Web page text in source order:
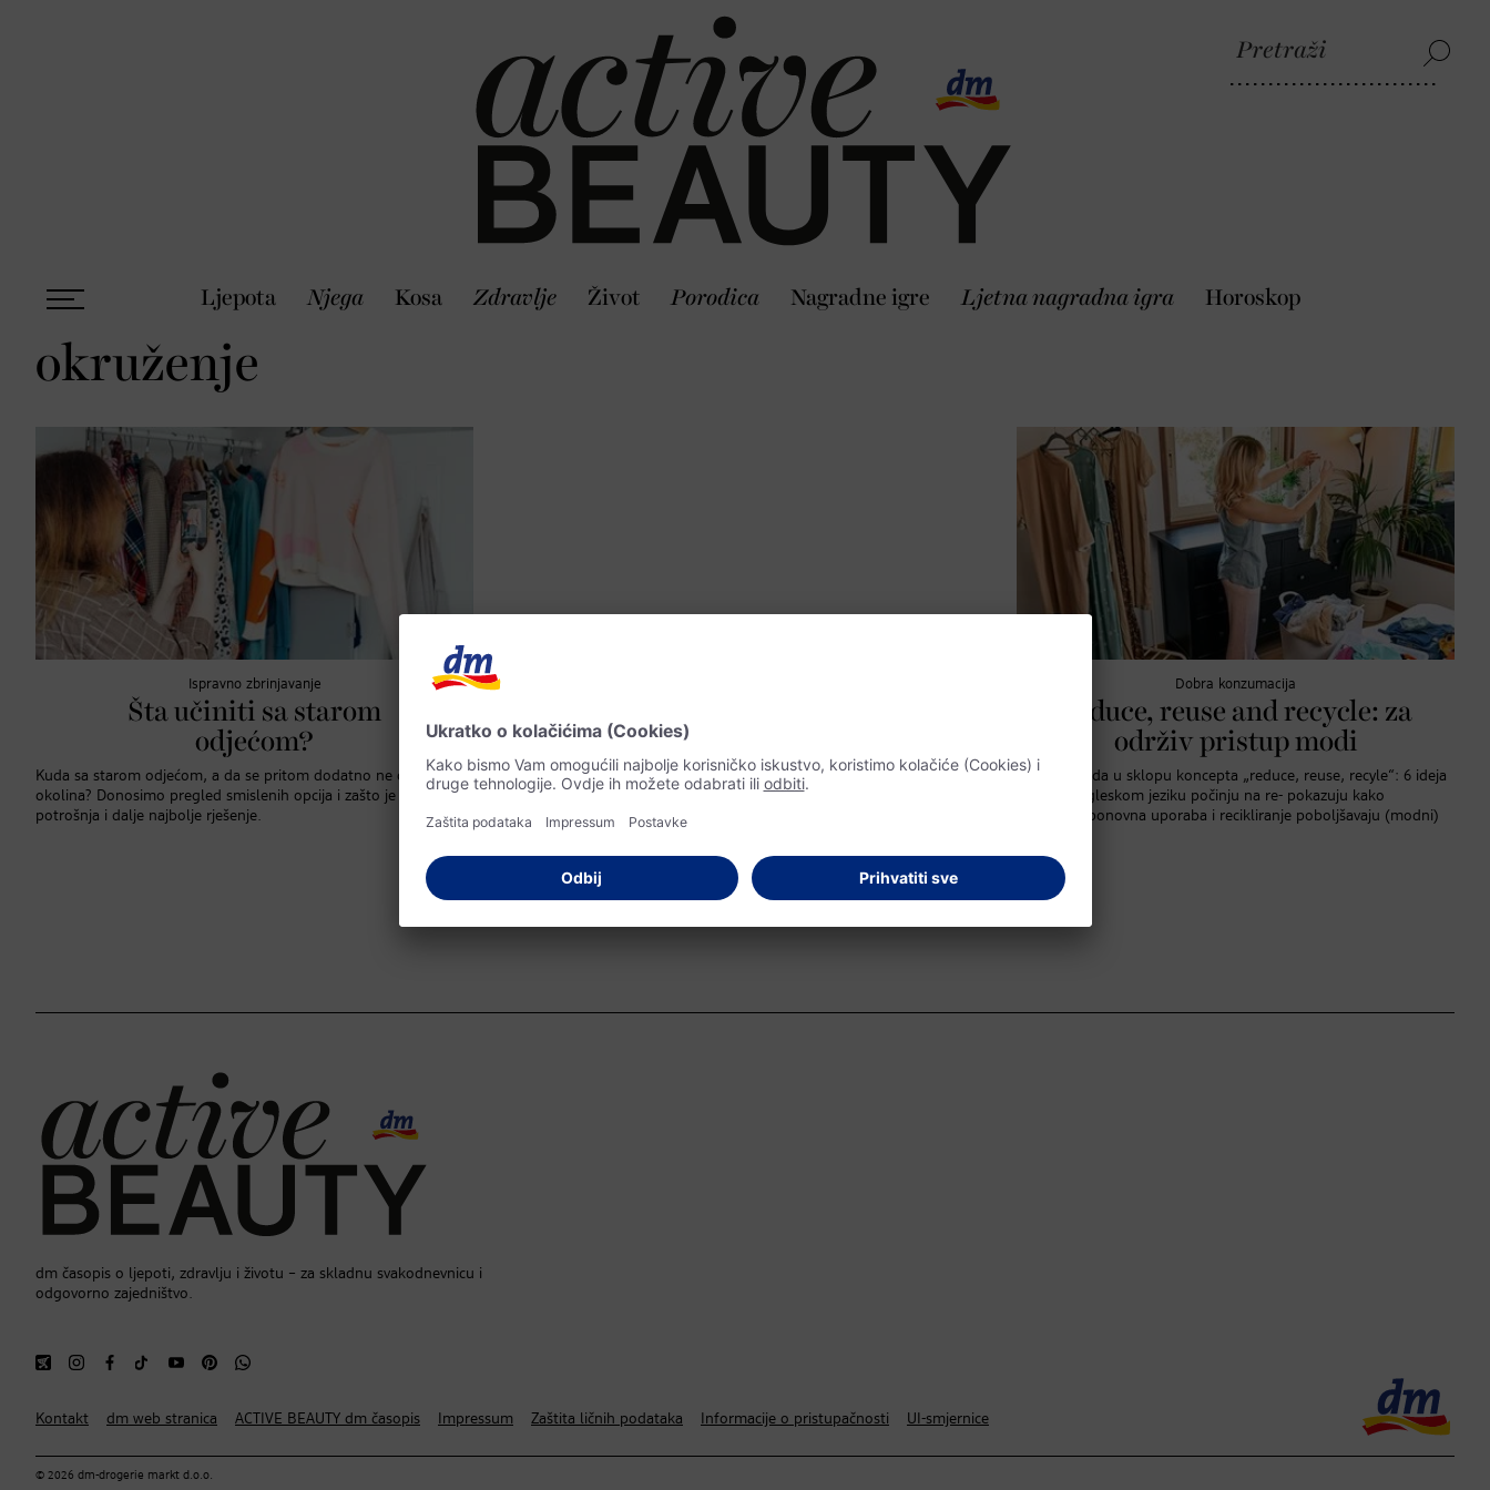
Ljepota Njega Kosa Zdravlje Život Porodica Nagradne igre Ljetna nagradna igra Horoskop
okruženje
Ispravno zbrinjavanje
Šta učiniti sa starom
odjećom?
Kuda sa starom odjećom, a da se pritom dodatno ne optereti
okolina? Donosimo pregled smislenih opcija i zašto je osvještena
potrošnja i dalje najbolje rješenje.
Dobra konzumacija
Reduce, reuse and recycle: za
održiv pristup modi
Održiva moda u sklopu koncepta „reduce, reuse, recyle“: 6 ideja
koje na engleskom jeziku počinju na re- pokazuju kako
popravak, ponovna uporaba i recikliranje poboljšavaju (modni)
dm časopis o ljepoti, zdravlju i životu – za skladnu svakodnevnicu i
odgovorno zajedništvo.
Kontakt dm web stranica ACTIVE BEAUTY dm časopis Impressum Zaštita ličnih podataka Informacije o pristupačnosti UI-smjernice
© 2026 dm-drogerie markt d.o.o.